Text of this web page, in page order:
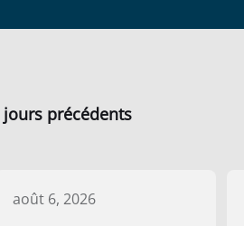
précédents
août 6, 2026